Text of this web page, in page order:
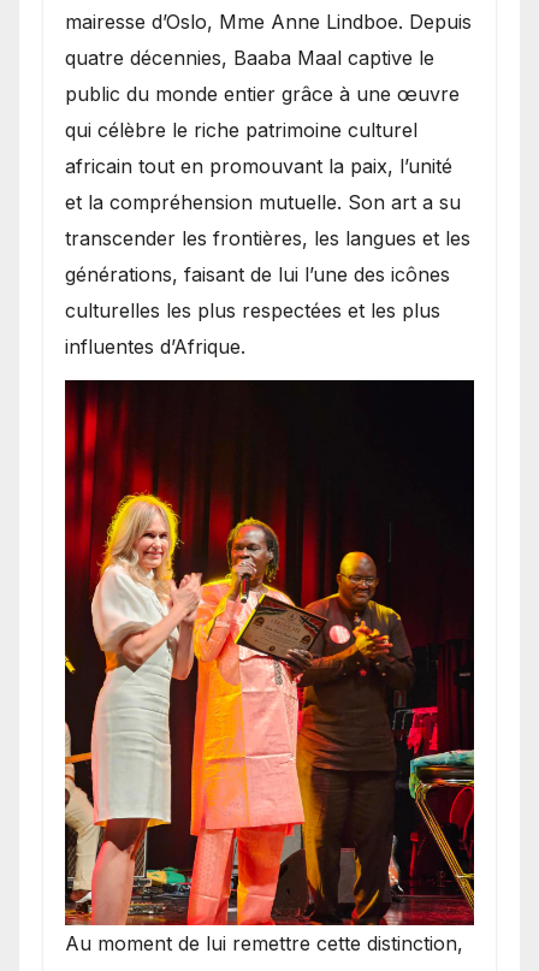
mairesse d’Oslo, Mme Anne Lindboe. Depuis
quatre décennies, Baaba Maal captive le
public du monde entier grâce à une œuvre
qui célèbre le riche patrimoine culturel
africain tout en promouvant la paix, l’unité
et la compréhension mutuelle. Son art a su
transcender les frontières, les langues et les
générations, faisant de lui l’une des icônes
culturelles les plus respectées et les plus
influentes d’Afrique.
​Au moment de lui remettre cette distinction,